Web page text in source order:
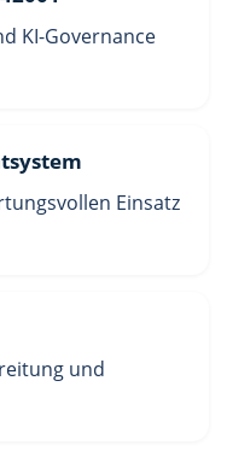
KI-Governance
Einsatz
und